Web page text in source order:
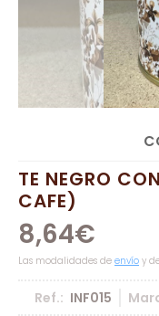
TE NEGRO
CAFE)
8,64€
Las modalidades de envío y
Ref.: INF015